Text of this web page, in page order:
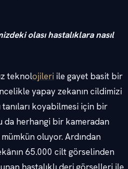
olası hastalıklara nasıl
teknolojileri ile gayet basit bir
yapay zekanın cildimizi
koyabilmesi için bir
da herhangi bir kameradan
oluyor. Ardından
65.000 cilt görselinden